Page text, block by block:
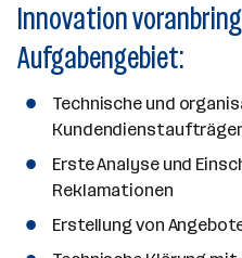
Innovation
Aufgabengebiet:
Technische und
Erste Analyse und
Reklamationen
Erstellung von